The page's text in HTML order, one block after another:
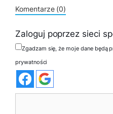
Komentarze (0)
Zaloguj poprzez sieci
Zgadzam się, że moje dane będą
prywatności